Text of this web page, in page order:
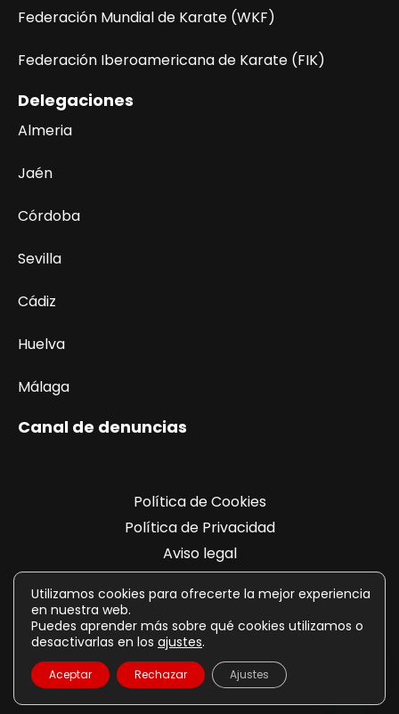
Federación Mundial de Karate (WKF)
Federación Iberoamericana de Karate (FIK)
Delegaciones
Almeria
Jaén
Córdoba
Sevilla
Cádiz
Huelva
Málaga
Canal de denuncias
Política de Cookies
Política de Privacidad
Aviso legal
Registro de actividades
Utilizamos cookies para ofrecerte la mejor experiencia
en nuestra web.
Puedes aprender más sobre qué cookies utilizamos o
desactivarlas en los ajustes.
Aceptar Rechazar Ajustes